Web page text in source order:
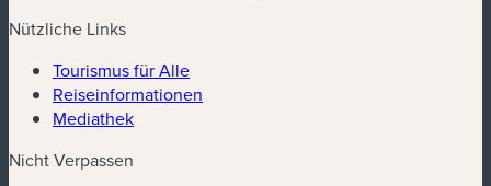
Nützliche Links
Tourismus für Alle
Reiseinformationen
Mediathek
Nicht Verpassen